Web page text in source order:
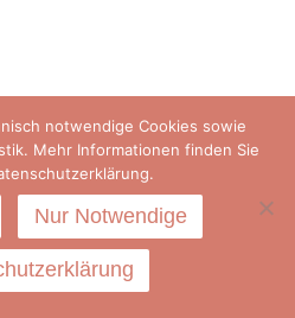
notwendige Cookies sowie
Mehr Informationen finden Sie
Nur Notwendige